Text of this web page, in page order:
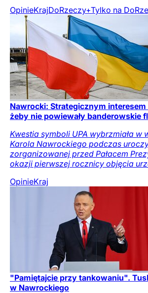
OpinieKrajDoRzeczy+Tylko na
Nawrocki: Strategicznym
żeby nie powiewały banderowskie
Kwestia symboli UPA wybrzmiała w
Karola Nawrockiego podczas
zorganizowanej przed Pałacem
okazji pierwszej rocznicy objęcia
OpinieKraj
"Pamiętajcie przy tankowaniu".
w Nawrockiego